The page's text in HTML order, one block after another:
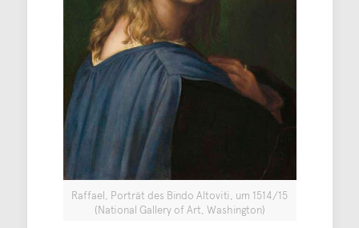
Raffael, Porträt des Bindo Altoviti, um 1514/15
(National Gallery of Art, Washington)